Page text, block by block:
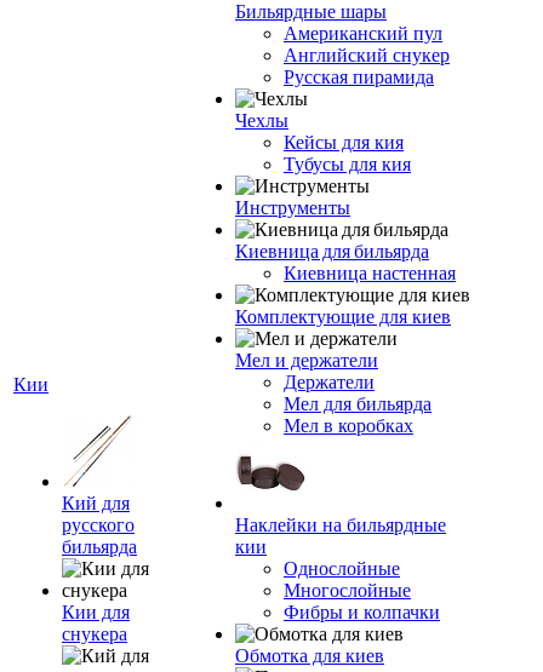
Кии
Кий для
русского
бильярда
Кии для
снукера
Бильярдные шары
Американский пул
Английский снукер
Русская пирамида
Чехлы
Кейсы для кия
Тубусы для кия
Инструменты
Киевница для бильярда
Киевница настенная
Комплектующие для киев
Мел и держатели
Держатели
Мел для бильярда
Мел в коробках
Наклейки на бильярдные
кии
Однослойные
Многослойные
Фибры и колпачки
Обмотка для киев